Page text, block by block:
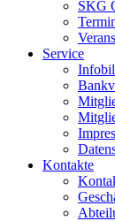
SKG
Service
Kontakte